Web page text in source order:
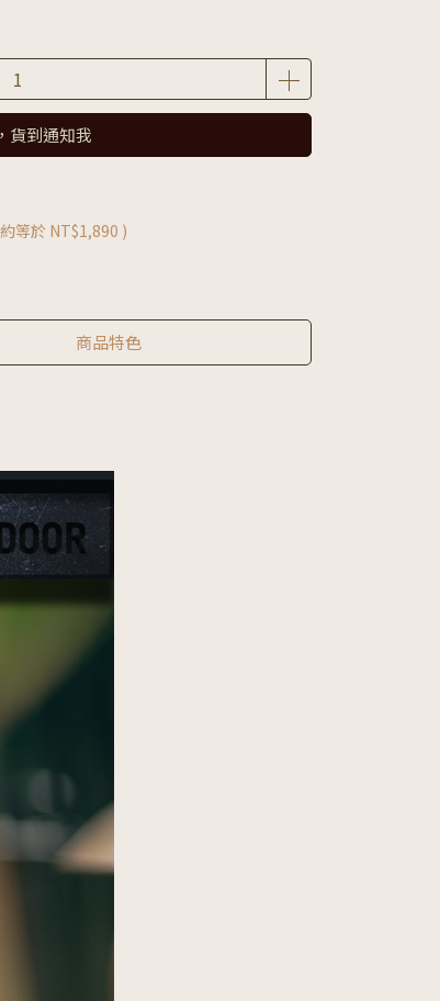
貨到通知我
等於 NT$1,890 )
商品特色